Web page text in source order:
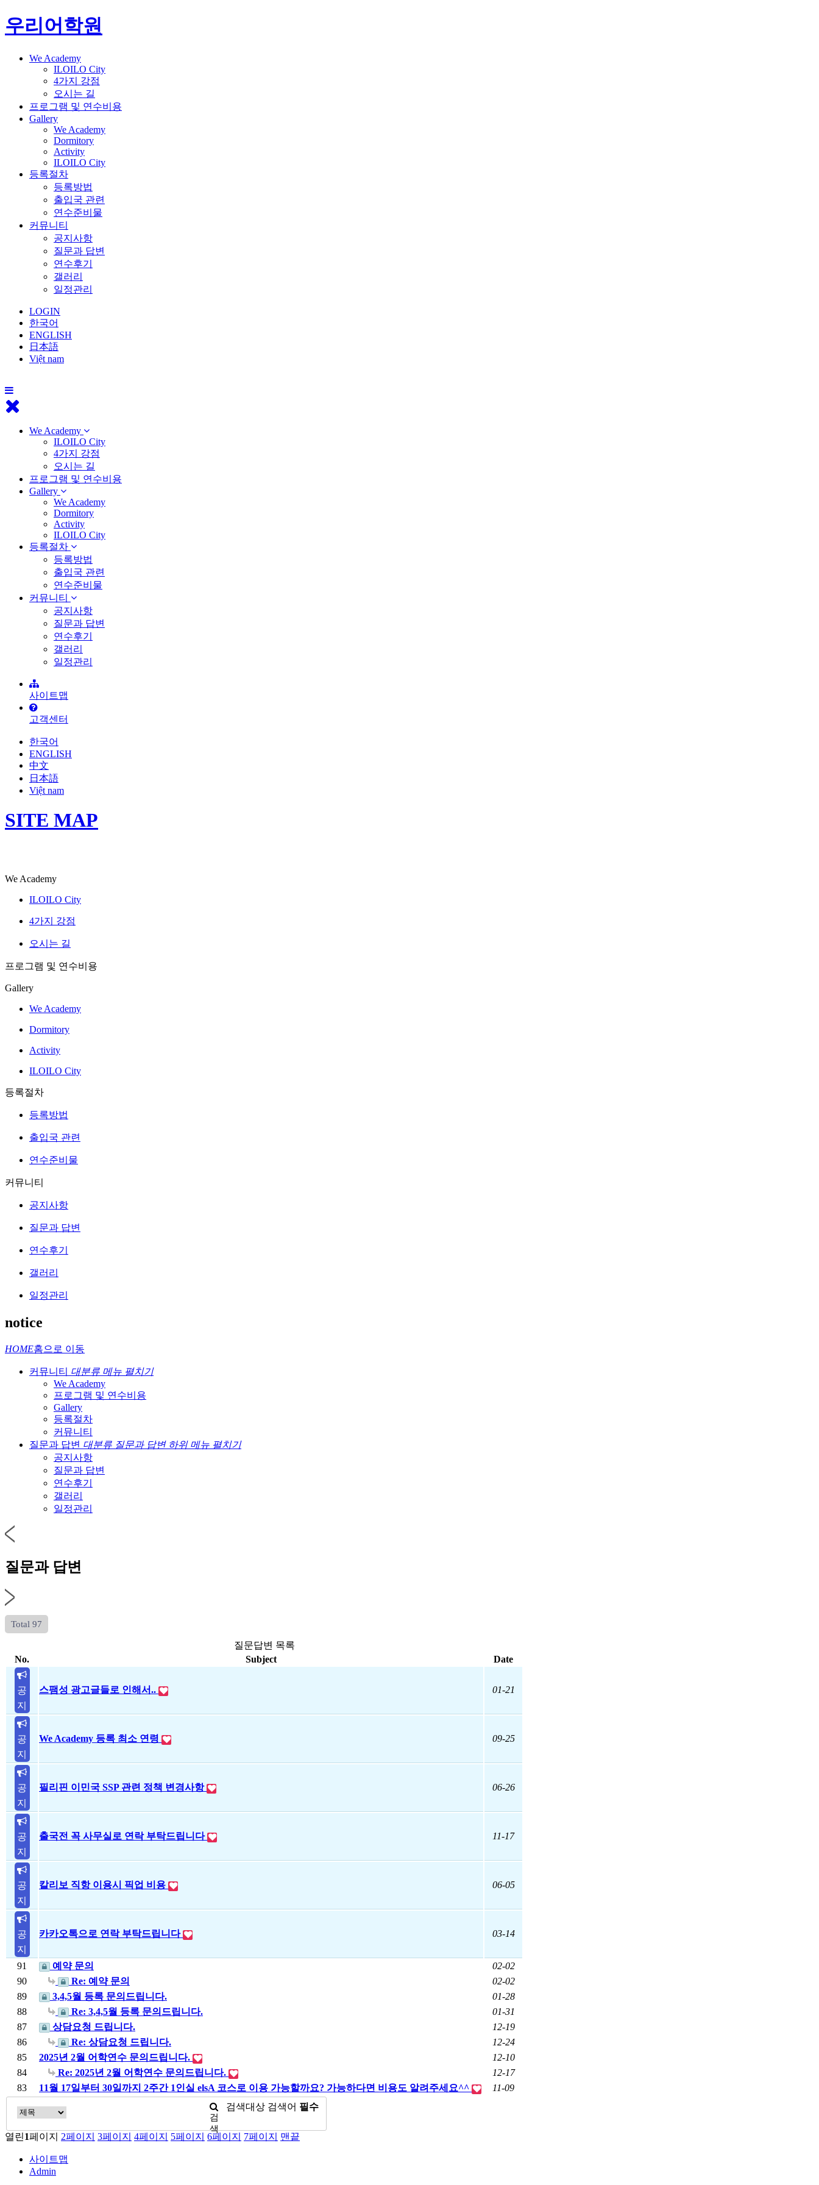
우리어학원
We Academy
ILOILO City
4가지 강점
오시는 길
프로그램 및 연수비용
Gallery
We Academy
Dormitory
Activity
ILOILO City
등록절차
등록방법
출입국 관련
연수준비물
커뮤니티
공지사항
질문과 답변
연수후기
갤러리
일정관리
LOGIN
한국어
ENGLISH
日本語
Việt nam
We Academy
ILOILO City
4가지 강점
오시는 길
프로그램 및 연수비용
Gallery
We Academy
Dormitory
Activity
ILOILO City
등록절차
등록방법
출입국 관련
연수준비물
커뮤니티
공지사항
질문과 답변
연수후기
갤러리
일정관리
사이트맵
고객센터
한국어
ENGLISH
中文
日本語
Việt nam
SITE MAP
We Academy
ILOILO City
4가지 강점
오시는 길
프로그램 및 연수비용
Gallery
We Academy
Dormitory
Activity
ILOILO City
등록절차
등록방법
출입국 관련
연수준비물
커뮤니티
공지사항
질문과 답변
연수후기
갤러리
일정관리
notice
HOME홈으로 이동
커뮤니티 대분류 메뉴 펼치기
We Academy
프로그램 및 연수비용
Gallery
등록절차
커뮤니티
질문과 답변 대분류 질문과 답변 하위 메뉴 펼치기
공지사항
질문과 답변
연수후기
갤러리
일정관리
질문과 답변
Total 97
질문답변 목록
No.
Subject Date
공
지
스팸성 광고글들로 인해서.. 01-21
공
지
We Academy 등록 최소 연령 09-25
공
지
필리핀 이민국 SSP 관련 정책 변경사항 06-26
공
지
출국전 꼭 사무실로 연락 부탁드립니다 11-17
공
지
칼리보 직항 이용시 픽업 비용 06-05
공
지
카카오톡으로 연락 부탁드립니다 03-14
91 예약 문의
02-02
90
Re: 예약 문의
02-02
89
3,4,5월 등록 문의드립니다.
01-28
88
Re: 3,4,5월 등록 문의드립니다.
01-31
87
상담요청 드립니다.
12-19
86
Re: 상담요청 드립니다.
12-24
85
2025년 2월 어학연수 문의드립니다.
12-10
84
Re: 2025년 2월 어학연수 문의드립니다.
12-17
83
11월 17일부터 30일까지 2주간 1인실 elsA 코스로 이용 가능할까요? 가능하다면 비용도 알려주세요^^
11-09
검색대상 검색어 필수
검
색
열린1페이지 2페이지 3페이지 4페이지 5페이지 6페이지 7페이지 맨끝
사이트맵
Admin